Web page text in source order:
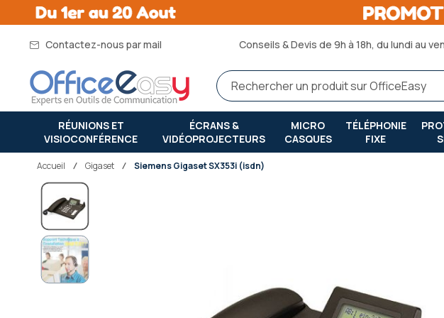
Contactez-nous par mail Conseils & Devis de 9h à 18h, du lundi au
RÉUNIONS ET
VISIOCONFÉRENCE
ÉCRANS &
VIDÉOPROJECTEURS
MICRO
CASQUES
TÉLÉPHONIE
FIXE
Accueil gigaset Siemens Gigaset SX353i (isdn)
Passer
la
fin
de
la
galerie
d’images